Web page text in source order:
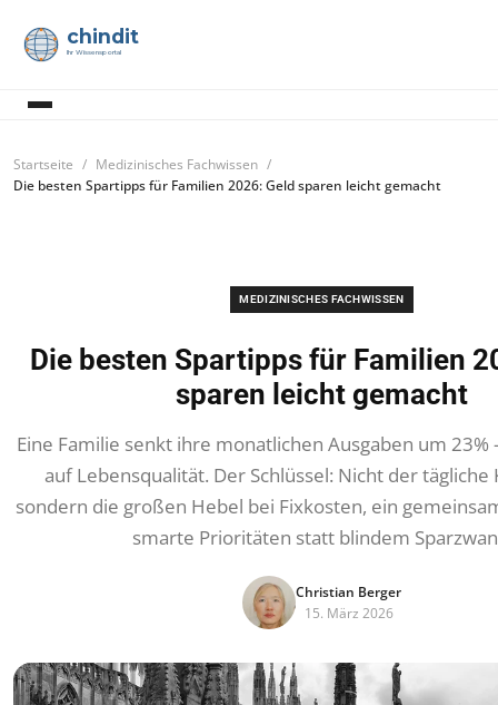
chindit
Ihr Wissensportal
Startseite
Medizinisches Fachwissen
Die besten Spartipps für Familien 2026: Geld sparen leicht gemacht
MEDIZINISCHES FACHWISSEN
Die besten Spartipps für Familien
sparen leicht gemacht
Eine Familie senkt ihre monatlichen Ausgaben um 23%
auf Lebensqualität. Der Schlüssel: Nicht der tägliche
sondern die großen Hebel bei Fixkosten, ein
smarte Prioritäten statt blindem
Christian Berger
15. März 2026